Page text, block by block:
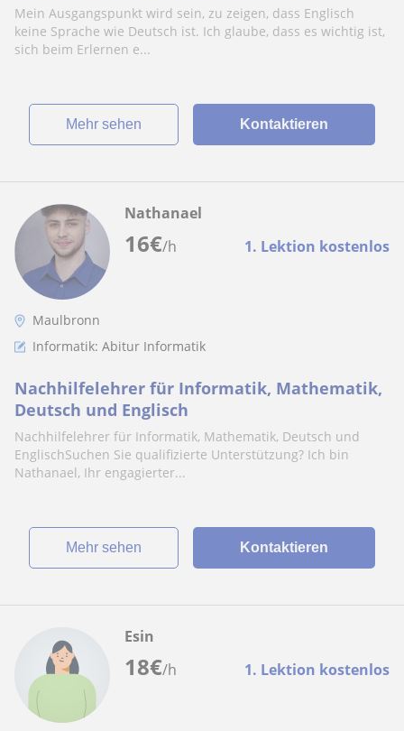
Mein Ausgangspunkt wird sein, zu zeigen, dass Englisch
keine Sprache wie Deutsch ist. Ich glaube, dass es wichtig ist,
sich beim Erlernen e...
Mehr sehen Kontaktieren
16€/h 1. Lektion kostenlos
Nathanael
Maulbronn
Informatik: Abitur Informatik
Nachhilfelehrer für Informatik, Mathematik,
Deutsch und Englisch
Nachhilfelehrer für Informatik, Mathematik, Deutsch und
EnglischSuchen Sie qualifizierte Unterstützung? Ich bin
Nathanael, Ihr engagierter...
Mehr sehen Kontaktieren
18€/h 1. Lektion kostenlos
Esin